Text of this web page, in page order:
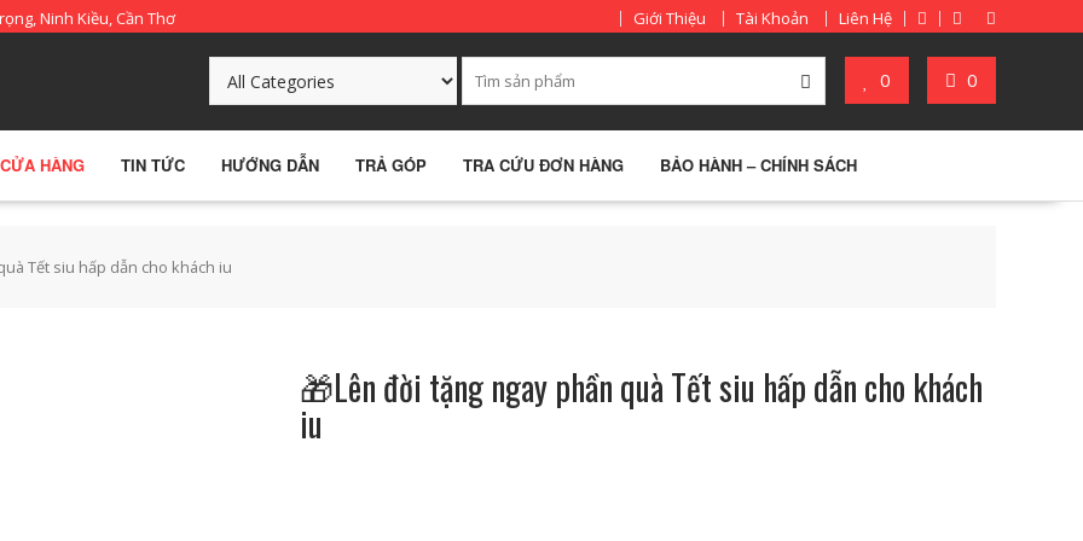
Ninh Kiều, Cần Thơ Giới Thiệu Tài Khoản Liên Hệ
0 0
CỬA HÀNG TIN TỨC HƯỚNG DẪN TRẢ GÓP TRA CỨU ĐƠN HÀNG BẢO HÀNH – CHÍNH SÁCH
Tết siu hấp dẫn cho khách iu
🎁Lên đời tặng ngay phần quà Tết siu hấp dẫn cho khách
iu